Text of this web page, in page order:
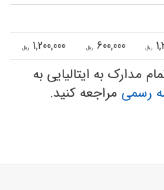
ریال 600,000 ریال 1,200,000 ریال
مدارک به ایتالیایی به
رسمی مراجعه کنید.